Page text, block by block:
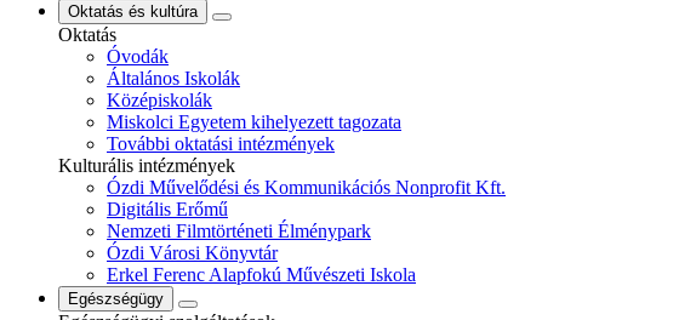
Oktatás és kultúra
Oktatás
Óvodák
Általános Iskolák
Középiskolák
Miskolci Egyetem kihelyezett tagozata
További oktatási intézmények
Kulturális intézmények
Ózdi Művelődési és Kommunikációs Nonprofit Kft.
Digitális Erőmű
Nemzeti Filmtörténeti Élménypark
Ózdi Városi Könyvtár
Erkel Ferenc Alapfokú Művészeti Iskola
Egészségügy